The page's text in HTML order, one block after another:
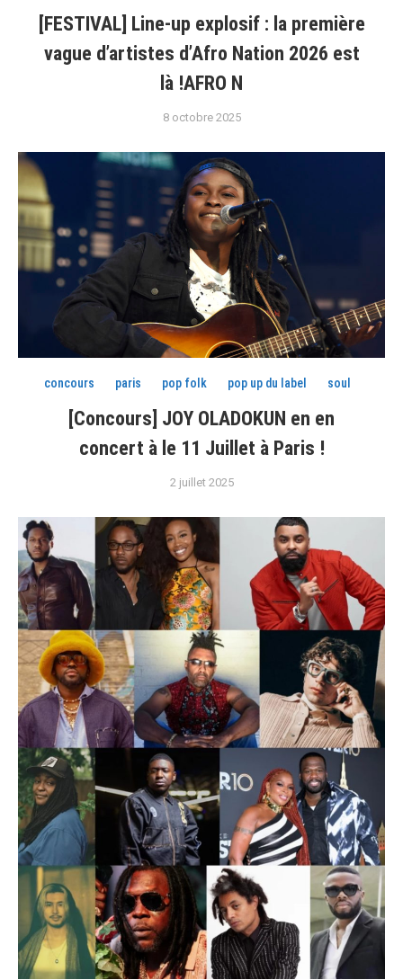
[FESTIVAL] Line-up explosif : la première
vague d’artistes d’Afro Nation 2026 est
là !AFRO N
8 octobre 2025
concours paris pop folk pop up du label soul
[Concours] JOY OLADOKUN en en
concert à le 11 Juillet à Paris !
2 juillet 2025